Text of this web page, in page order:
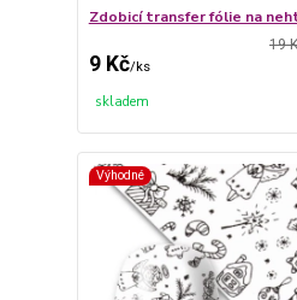
Zdobicí transfer fólie na
19
9 Kč/ks
skladem
Výhodné